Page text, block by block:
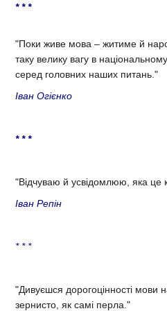
* * *
"Поки живе мова – житиме й
таку велику вагу в
серед головних наших питань."
Іван Огієнко‎
* * *
"Відчуваю й усвідомлюю, яка це
Іван Репін
* * *
"Дивуєшся дорогоцінності мови
зернисто, як самі перла."